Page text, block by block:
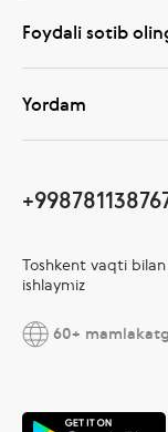
Foydali sotib
Yordam
Toshkent vaqti
ishlaymiz
60+